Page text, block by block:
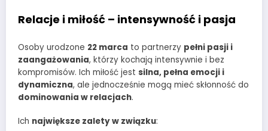
Relacje i miłość – intensywność i pasja
Osoby urodzone 22 marca to partnerzy pełni pasji i
zaangażowania, którzy kochają intensywnie i bez
kompromisów. Ich miłość jest silna, pełna emocji i
dynamiczna, ale jednocześnie mogą mieć skłonność do
dominowania w relacjach.
Ich największe zalety w związku: